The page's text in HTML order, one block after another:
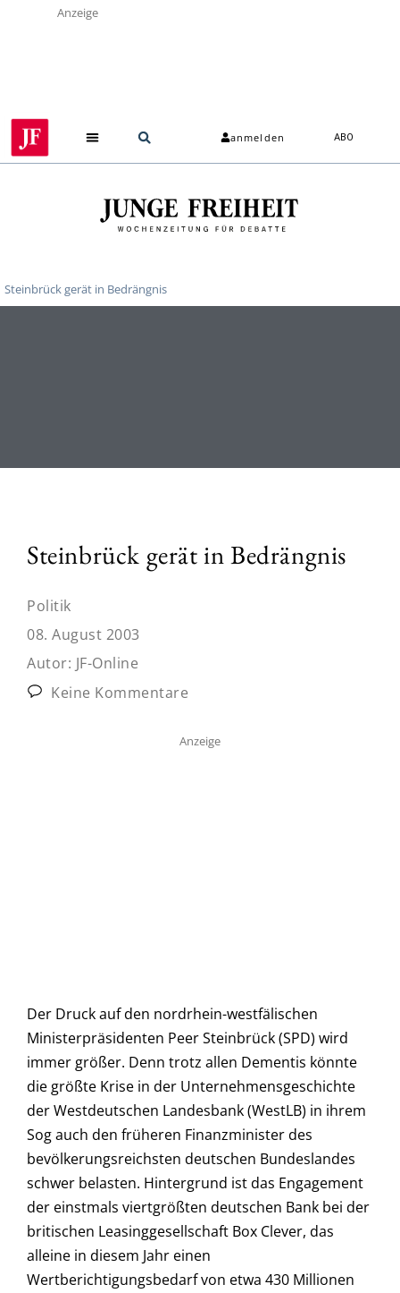
Anzeige
anmelden ABO
Steinbrück gerät in Bedrängnis
Steinbrück gerät in Bedrängnis
Politik
08. August 2003
Autor: JF-Online
Keine Kommentare
Anzeige
Der Druck auf den nordrhein-westfälischen
Ministerpräsidenten Peer Steinbrück (SPD) wird
immer größer. Denn trotz allen Dementis könnte
die größte Krise in der Unternehmensgeschichte
der Westdeutschen Landesbank (WestLB) in ihrem
Sog auch den früheren Finanzminister des
bevölkerungsreichsten deutschen Bundeslandes
schwer belasten. Hintergrund ist das Engagement
der einstmals viertgrößten deutschen Bank bei der
britischen Leasinggesellschaft Box Clever, das
alleine in diesem Jahr einen
Wertberichtigungsbedarf von etwa 430 Millionen